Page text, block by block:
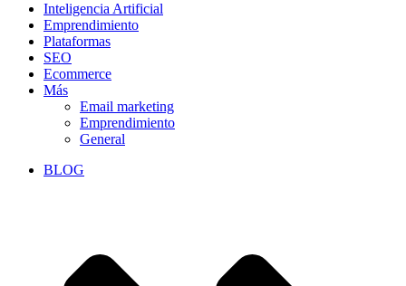
Inteligencia Artificial
Emprendimiento
Plataformas
SEO
Ecommerce
Más
Email marketing
Emprendimiento
General
BLOG